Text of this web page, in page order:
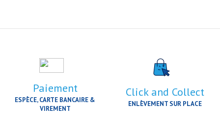
Paiement
ESPÈCE, CARTE BANCAIRE &
VIREMENT
Click and Collect
ENLÈVEMENT SUR PLACE